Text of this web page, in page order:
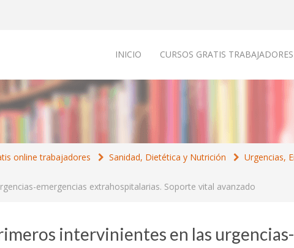
INICIO CURSOS GRATIS TRABAJADORES
online trabajadores Sanidad, Dietética y Nutrición Urgencias,
emergencias extrahospitalarias. Soporte vital avanzado
intervinientes en las urgencias-